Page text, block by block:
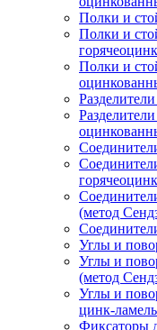
Полки и
Полки и
Полки и
(метод
Углы и
Углы и
(метод
Углы и
цинк-ламель
Фиксаторы